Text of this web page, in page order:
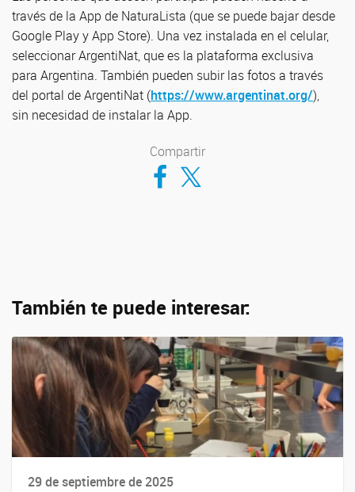
través de la App de NaturaLista (que se puede bajar desde
Google Play y App Store). Una vez instalada en el celular,
seleccionar ArgentiNat, que es la plataforma exclusiva
para Argentina. También pueden subir las fotos a través
del portal de ArgentiNat (https://www.argentinat.org/),
sin necesidad de instalar la App.
Compartir
Compartir en Facebook
Compartir en Twitter
También te puede interesar:
29 de septiembre de 2025